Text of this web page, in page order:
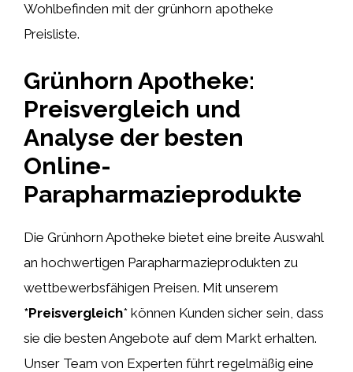
Wohlbefinden mit der grünhorn apotheke
Preisliste.
Grünhorn Apotheke:
Preisvergleich und
Analyse der besten
Online-
Parapharmazieprodukte
Die Grünhorn Apotheke bietet eine breite Auswahl
an hochwertigen Parapharmazieprodukten zu
wettbewerbsfähigen Preisen. Mit unserem
*Preisvergleich* können Kunden sicher sein, dass
sie die besten Angebote auf dem Markt erhalten.
Unser Team von Experten führt regelmäßig eine